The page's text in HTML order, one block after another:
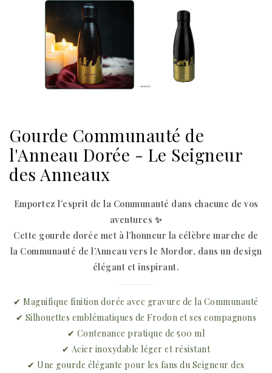
Gourde Communauté de
l'Anneau Dorée - Le Seigneur
des Anneaux
Emportez l’esprit de la Communauté dans chacune de vos
aventures ✨
Cette gourde dorée met à l’honneur la célèbre marche de
la Communauté de l’Anneau vers le Mordor, dans un design
élégant et inspirant.
✔ Magnifique finition dorée avec gravure de la Communauté
✔ Silhouettes emblématiques de Frodon et ses compagnons
✔ Contenance pratique de 500 ml
✔ Acier inoxydable léger et résistant
✔ Une gourde élégante pour les fans du Seigneur des